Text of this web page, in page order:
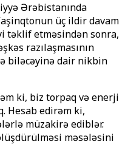
Ərəbistanında
üç ildir davam
təklif etməsindən sonra,
razılaşmasının
biləcəyinə dair nikbin
ki, biz torpaq və enerji
Hesab edirəm ki,
müzakirə ediblər.
məsələsini